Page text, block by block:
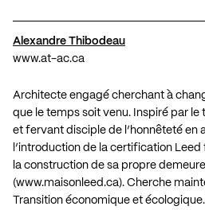
Alexandre Thibodeau
www.at-ac.ca
Architecte engagé cherchant à
que le temps soit venu. Inspiré par
et fervant disciple de l’honnêteté en
l’introduction de la certification
la construction de sa propre
(www.maisonleed.ca). Cherche
Transition économique et